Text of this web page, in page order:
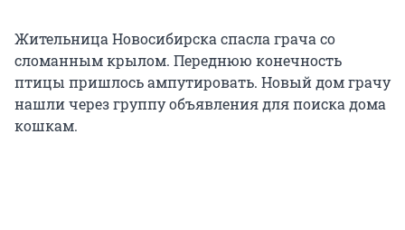
Жительница Новосибирска спасла грача со
сломанным крылом. Переднюю конечность
птицы пришлось ампутировать. Новый дом грачу
нашли через группу объявления для поиска дома
кошкам.